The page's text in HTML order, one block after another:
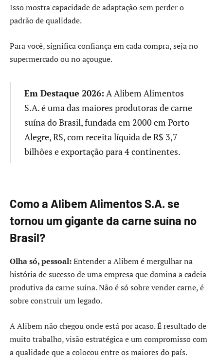
Isso mostra capacidade de adaptação sem perder o
padrão de qualidade.
Para você, significa confiança em cada compra, seja no
supermercado ou no açougue.
Em Destaque 2026: A Alibem Alimentos
S.A. é uma das maiores produtoras de carne
suína do Brasil, fundada em 2000 em Porto
Alegre, RS, com receita líquida de R$ 3,7
bilhões e exportação para 4 continentes.
Como a Alibem Alimentos S.A. se
tornou um gigante da carne suína no
Brasil?
Olha só, pessoal:Entender a Alibem é mergulhar na
história de sucesso de uma empresa que domina a cadeia
produtiva da carne suína. Não é só sobre vender carne, é
sobre construir um legado.
A Alibem não chegou onde está por acaso. É resultado de
muito trabalho, visão estratégica e um compromisso com
a qualidade que a colocou entre os maiores do país.